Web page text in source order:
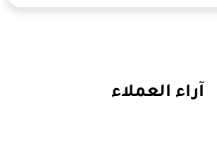
آراء العملاء